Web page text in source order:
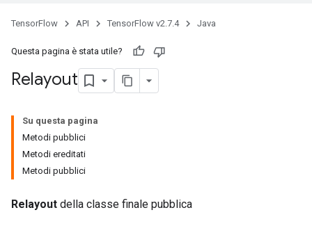
TensorFlow API TensorFlow v2.7.4 Java
Questa pagina è stata utile?
Relayout
Su questa pagina
Metodi pubblici
Metodi ereditati
Metodi pubblici
Relayout della classe finale pubblica